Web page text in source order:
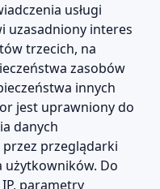
usługi
uzasadniony interes
trzecich, na
zasobów
innych
jest uprawniony do
danych
przeglądarki
Do
parametry